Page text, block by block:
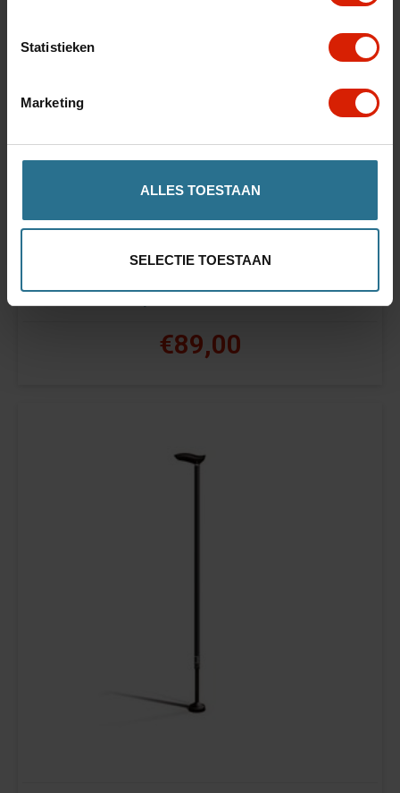
Statistieken
Marketing
ALLES TOESTAAN
SELECTIE TOESTAAN
Tango Swing
€89,00